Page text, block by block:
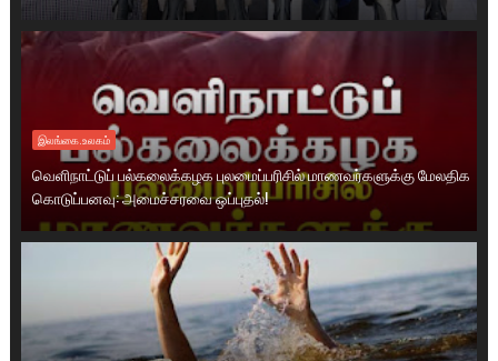
இலங்கை.உலகம்
வெளிநாட்டுப் பல்கலைக்கழக புலமைப்பரிசில் மாணவர்களுக்கு மேலதிக
கொடுப்பனவு: அமைச்சரவை ஒப்புதல்!